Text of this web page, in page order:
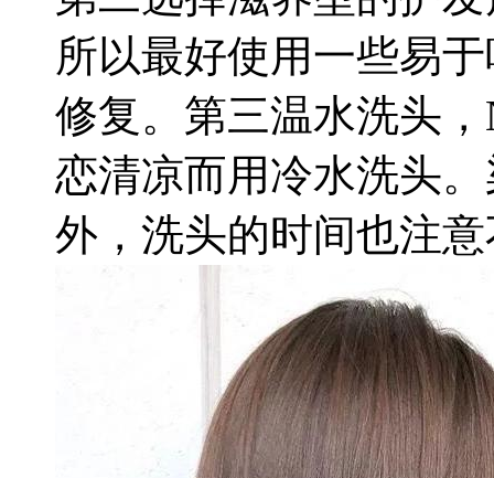
所以最好使用一些易
修复。 第三温水洗头
恋清凉而用冷水洗头
外，洗头的时间也注